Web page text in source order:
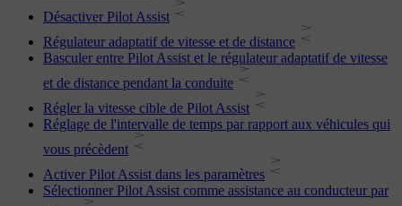
Désactiver Pilot Assist
Régulateur adaptatif de vitesse et de distance
Basculer entre Pilot Assist et le régulateur adaptatif de vitesse
et de distance pendant la conduite
Régler la vitesse cible de Pilot Assist
Réglage de l'intervalle de temps par rapport aux véhicules qui
vous précèdent
Activer Pilot Assist dans les paramètres
Sélectionner Pilot Assist comme assistance au conducteur par